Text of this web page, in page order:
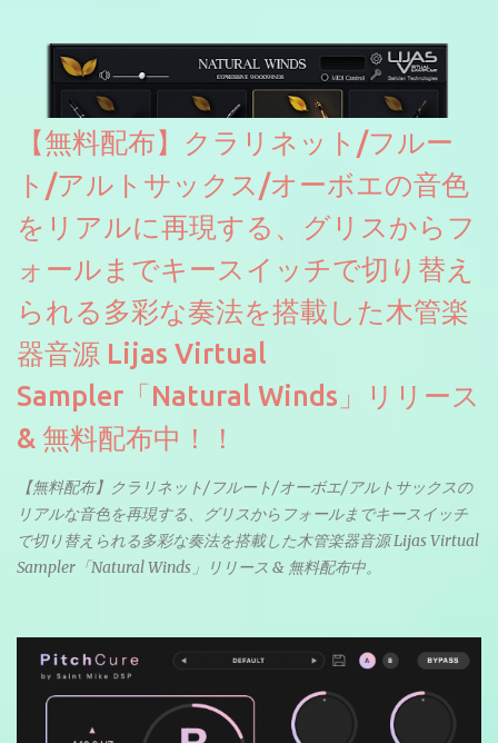
【無料配布】クラリネット/フルー
ト/アルトサックス/オーボエの音色
をリアルに再現する、グリスからフ
ォールまでキースイッチで切り替え
られる多彩な奏法を搭載した木管楽
器音源 Lijas Virtual
Sampler「Natural Winds」リリース
& 無料配布中！！
【無料配布】クラリネット/フルート/オーボエ/アルトサックスの
リアルな音色を再現する、グリスからフォールまでキースイッチ
で切り替えられる多彩な奏法を搭載した木管楽器音源 Lijas Virtual
Sampler「Natural Winds」リリース & 無料配布中。